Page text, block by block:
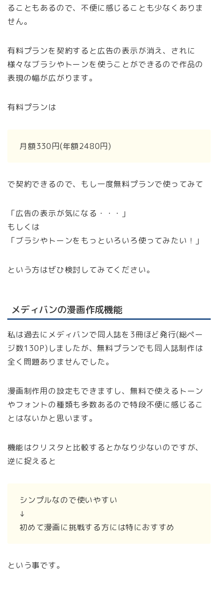
ることもあるので、不便に感じることも少なくありま
せん。
有料プランを契約すると広告の表示が消え、されに
様々なブラシやトーンを使うことができるので作品の
表現の幅が広がります。
有料プランは
月額330円(年額2480円)
で契約できるので、もし一度無料プランで使ってみて
「広告の表示が気になる・・・」
もしくは
「ブラシやトーンをもっといろいろ使ってみたい！」
という方はぜひ検討してみてください。
メディバンの漫画作成機能
私は過去にメディバンで同人誌を3冊ほど発行(総ペー
ジ数130P)しましたが、無料プランでも同人誌制作は
全く問題ありませんでした。
漫画制作用の設定もできますし、無料で使えるトーン
やフォントの種類も多数あるので特段不便に感じるこ
とはないかと思います。
機能はクリスタと比較するとかなり少ないのですが、
逆に捉えると
シンプルなので使いやすい
↓
初めて漫画に挑戦する方には特におすすめ
という事です。